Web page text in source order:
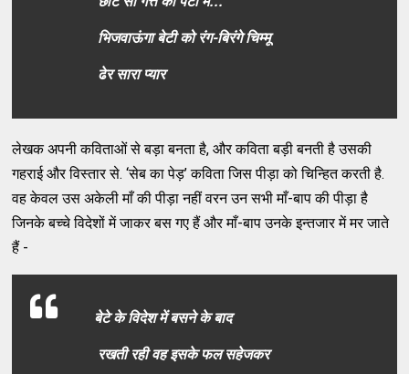
भिजवाऊंगा बेटी को रंग-बिरंगे चिम्मू
ढेर सारा प्यार
लेखक अपनी कविताओं से बड़ा बनता है, और कविता बड़ी बनती है उसकी
गहराई और विस्तार से. ‘सेब का पेड़’ कविता जिस पीड़ा को चिन्हित करती है.
वह केवल उस अकेली माँ की पीड़ा नहीं वरन उन सभी माँ-बाप की पीड़ा है
जिनके बच्चे विदेशों में जाकर बस गए हैं और माँ-बाप उनके इन्तजार में मर जाते
हैं -
बेटे के विदेश में बसने के बाद
रखती रही वह इसके फल सहेजकर